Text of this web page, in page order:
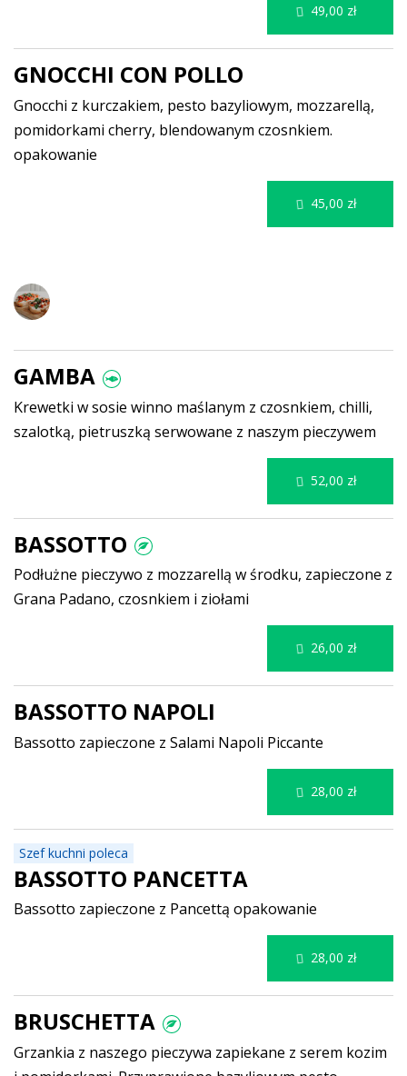
GNOCCHI CON POLLO
Gnocchi z kurczakiem, pesto bazyliowym, mozzarellą,
pomidorkami cherry, blendowanym czosnkiem.
opakowanie
GAMBA
Krewetki w sosie winno maślanym z czosnkiem, chilli,
szalotką, pietruszką serwowane z naszym pieczywem
BASSOTTO
Podłużne pieczywo z mozzarellą w środku, zapieczone z
Grana Padano, czosnkiem i ziołami
BASSOTTO NAPOLI
Bassotto zapieczone z Salami Napoli Piccante
Szef kuchni poleca
BASSOTTO PANCETTA
Bassotto zapieczone z Pancettą opakowanie
BRUSCHETTA
Grzankia z naszego pieczywa zapiekane z serem kozim